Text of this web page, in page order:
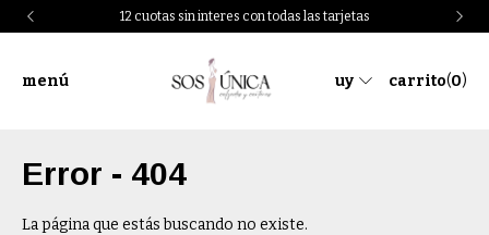
12 cuotas sin interes con todas las tarjetas
menú uy carrito(0)
Error - 404
La página que estás buscando no existe.